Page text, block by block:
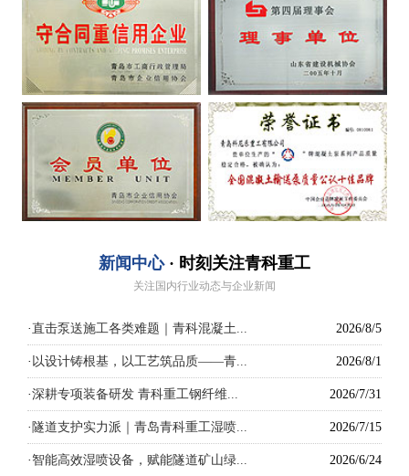
新闻中心· 时刻关注青科重工
关注国内行业动态与企业新闻
2026/8/5
·直击泵送施工各类难题｜青科混凝土...
2026/8/1
· 以设计铸根基，以工艺筑品质——青...
2026/7/31
·深耕专项装备研发 青科重工钢纤维...
2026/7/15
· 隧道支护实力派｜青岛青科重工湿喷...
2026/6/24
· 智能高效湿喷设备，赋能隧道矿山绿...